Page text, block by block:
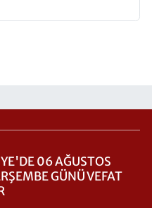
06 AĞUSTOS
GÜNÜ VEFAT